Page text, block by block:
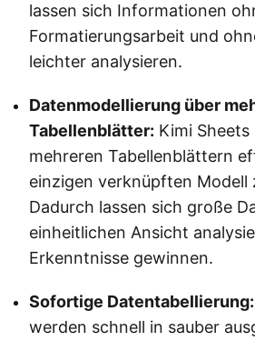
lassen sich Informationen
Formatierungsarbeit und
leichter analysieren.
Datenmodellierung über
Tabellenblätter: Kimi
mehreren Tabellenblättern
einzigen verknüpften Modell
Dadurch lassen sich große
einheitlichen Ansicht
Erkenntnisse gewinnen.
Sofortige Datentabellierung:
werden schnell in sauber